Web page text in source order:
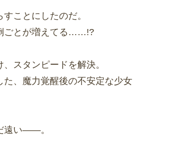
ことにしたのだ。
ごとが増えてる……!?
スタンピードを解決。
、魔力覚醒後の不安定な少女
遠い――。